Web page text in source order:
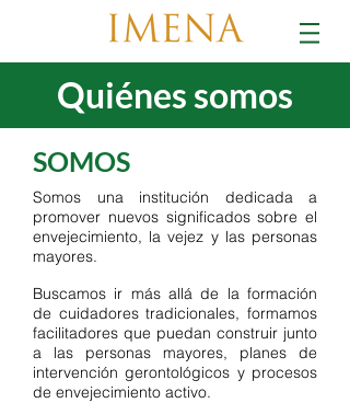
Quiénes somos
SOMOS
Somos una institución dedicada a
promover nuevos significados sobre el
envejecimiento, la vejez y las personas
mayores.
Buscamos ir más allá de la formación
de cuidadores tradicionales, formamos
facilitadores que puedan construir junto
a las personas mayores, planes de
intervención gerontológicos y procesos
de envejecimiento activo.